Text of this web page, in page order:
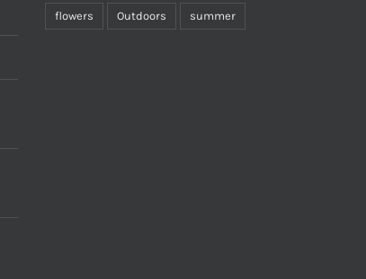
flowers Outdoors summer